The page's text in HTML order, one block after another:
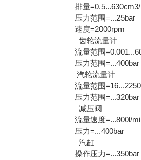
排量
压力范围=...25bar
速度=2000rpm
齿轮流量计
流量范围
压力范围=...400bar
汽轮流量计
流量范围
压力范围=...320bar
减压阀
流量速度=...800l/
压力=...400bar
汽缸
操作压力=...350bar